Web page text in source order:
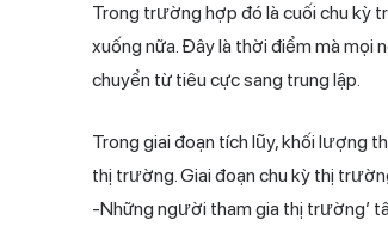
Trong trường hợp đó là cuối chu kỳ
xuống nữa. Đây là thời điểm mà mọi
chuyển từ tiêu cực sang trung lập.
Trong giai đoạn tích lũy, khối lượng
thị trường. Giai đoạn chu kỳ thị
-Những người tham gia thị trường’